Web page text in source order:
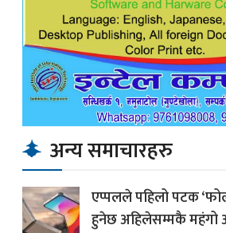
अन्य समाचारहरु
एप्पलले पहिलो पटक
हुनेछ अहिलेसम्मकै